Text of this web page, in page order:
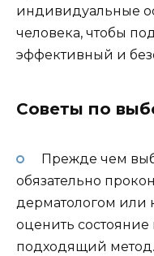
индивидуальные
человека, чтобы
эффективный и
Советы по
Прежде чем
обязательно
дерматологом или
оценить
подходящий метод.